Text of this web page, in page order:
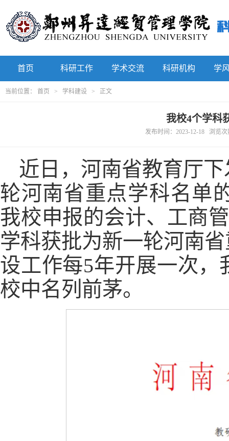
首页 科研工作 学术交流 科研机构 学
当前位置： 首页 > 学科建设 > 正文
我校4个学科
发布时间：2023-12-18 浏览次
近日，河南省教育厅
轮河南省重点学科名单
我校申报的会计、工商
学科获批为新一轮河南
设工作每5年开展一次
校中名列前茅。